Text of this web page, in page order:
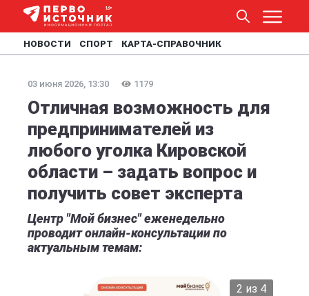
НОВОСТИ СПОРТ КАРТА-СПРАВОЧНИК
03 июня 2026, 13:30 1179
Отличная возможность для
предпринимателей из
любого уголка Кировской
области – задать вопрос и
получить совет эксперта
Центр "Мой бизнес" еженедельно
проводит онлайн-консультации по
актуальным темам:
2 из 4